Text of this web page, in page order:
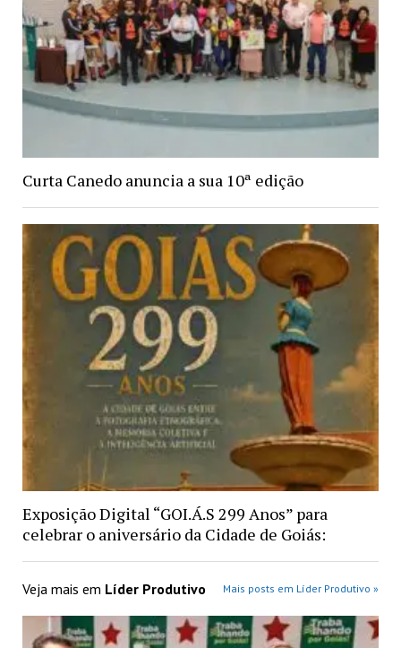
Curta Canedo anuncia a sua 10ª edição
Exposição Digital “GOI.Á.S 299 Anos” para
celebrar o aniversário da Cidade de Goiás:
Veja mais em Líder Produtivo Mais posts em Líder Produtivo »